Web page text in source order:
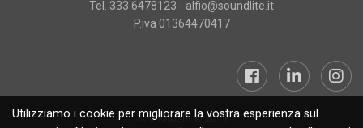
Utilizziamo i cookie per migliorare la vostra esperienza sul
Tel. 333 6478123 - alfio@soundlite.it
P.iva 01364470417
Sound&Lite © 2019